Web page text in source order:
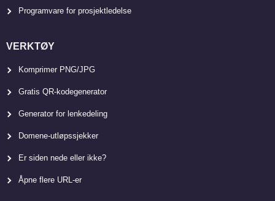
Programvare for prosjektledelse
VERKTØY
Komprimer PNG/JPG
Gratis QR-kodegenerator
Generator for lenkedeling
Domene-utløpssjekker
Er siden nede eller ikke?
Åpne flere URL-er